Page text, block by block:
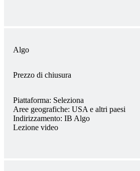
Algo
Prezzo di chiusura
Piattaforma: Seleziona
Aree geografiche: USA e altri paesi
Indirizzamento: IB Algo
Lezione video